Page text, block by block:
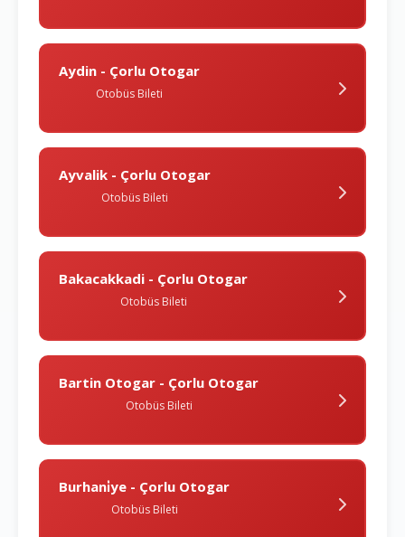
Aydin - Çorlu Otogar
Otobüs Bileti
Ayvalik - Çorlu Otogar
Otobüs Bileti
Bakacakkadi - Çorlu Otogar
Otobüs Bileti
Bartin Otogar - Çorlu Otogar
Otobüs Bileti
Burhani̇ye - Çorlu Otogar
Otobüs Bileti